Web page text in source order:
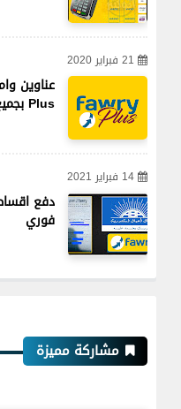
21 فبراير 2020
Plus بجميع المدن والمحافظات
14 فبراير 2021
دفع
فوري
مشاركة مميزة